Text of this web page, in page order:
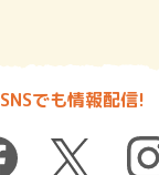
SNSでも情報配信!